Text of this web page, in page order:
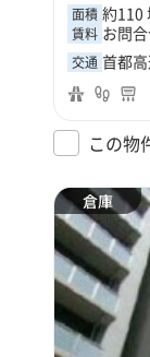
面積 約110
賃料 お問
交通 首都
この物
倉庫